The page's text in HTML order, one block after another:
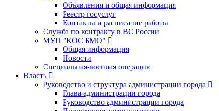
Объявления и общая информация
Реестр госуслуг
Контакты и расписание работы
Служба по контракту в ВС России
МУП "КОС БМО"
Общая информация
Новости
Специальная-военная операция
Власть
Руководство и структура администрации города
Глава администрации города
Руководство администрации города